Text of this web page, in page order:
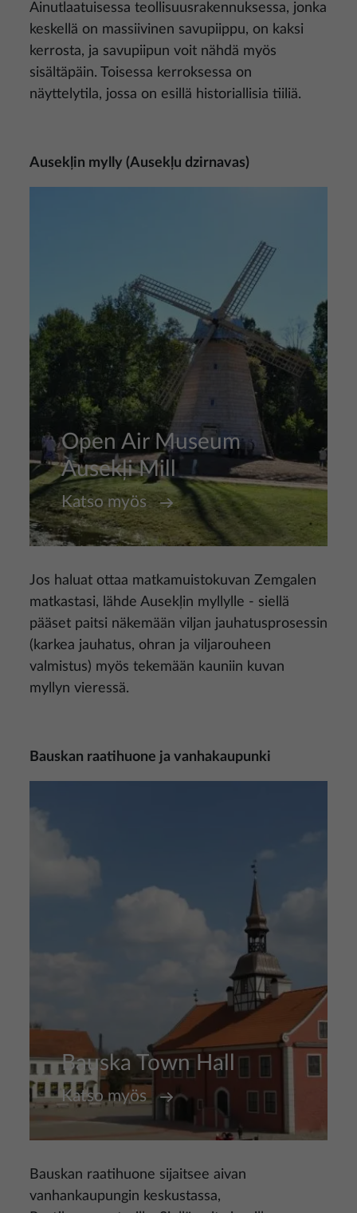
Ainutlaatuisessa teollisuusrakennuksessa, jonka
keskellä on massiivinen savupiippu, on kaksi
kerrosta, ja savupiipun voit nähdä myös
sisältäpäin. Toisessa kerroksessa on
näyttelytila, jossa on esillä historiallisia tiiliä.
Ausekļin mylly (Ausekļu dzirnavas)
Open Air Museum
Ausekļi Mill
Katso myös
Jos haluat ottaa matkamuistokuvan Zemgalen
matkastasi, lähde Ausekļin myllylle - siellä
pääset paitsi näkemään viljan jauhatusprosessin
(karkea jauhatus, ohran ja viljarouheen
valmistus) myös tekemään kauniin kuvan
myllyn vieressä.
Bauskan raatihuone ja vanhakaupunki
Bauska Town Hall
Katso myös
Bauskan raatihuone sijaitsee aivan
vanhankaupungin keskustassa,